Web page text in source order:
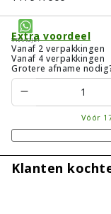
Vraagje?
Extra voordeel
Vanaf 2 verpakkingen
Vanaf 4 verpakkingen
Grotere afname
Vóór
Klanten